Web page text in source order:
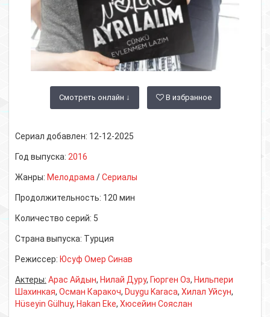
Смотреть онлайн ↓ В избранное
Сериал добавлен: 12-12-2025
Год выпуска: 2016
Жанры: Мелодрама /Сериалы
Продолжительность: 120 мин
Количество серий: 5
Страна выпуска: Турция
Режиссер: Юсуф Омер Синав
Актеры: Арас Айдын, Нилай Дуру, Гюрген Оз, Нильпери
Шахинкая, Осман Каракоч, Duygu Karaca, Хилал Уйсун,
Hüseyin Gülhuy, Hakan Eke, Хюсейин Сояслан